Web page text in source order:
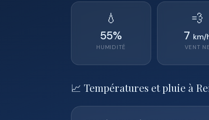
💧
55%
HUMIDITÉ
💨
7 km/
VENT NE
📈 Températures et pluie à